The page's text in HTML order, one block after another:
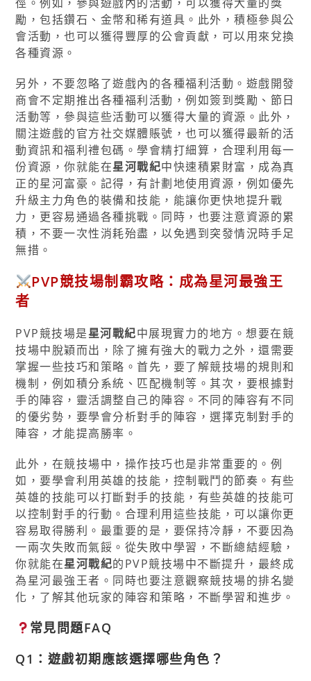
勵，包括鑽石、金幣和稀有道具。此外，積極參與公
會活動，也可以獲得豐厚的公會貢獻，可以用來兌換
各種資源。
另外，不要忽略了遊戲內的各種福利活動。遊戲開發
商會不定期推出各種福利活動，例如簽到獎勵、節日
活動等，參與這些活動可以獲得大量的資源。此外，
關注遊戲的官方社交媒體賬號，也可以獲得最新的活
動資訊和福利禮包碼。學會精打細算，合理利用每一
份資源，你就能在星河戰紀中快速積累財富，成為真
正的星河富豪。記得，有計劃地使用資源，例如優先
升級主力角色的裝備和技能，能讓你更快地提升戰
力，更容易通過各種挑戰。同時，也要注意資源的累
積，不要一次性消耗殆盡，以免遇到突發情況時手足
無措。
PVP競技場制霸攻略：成為星河最強王
者
PVP競技場是星河戰紀中展現實力的地方。想要在競
技場中脫穎而出，除了擁有強大的戰力之外，還需要
掌握一些技巧和策略。首先，要了解競技場的規則和
機制，例如積分系統、匹配機制等。其次，要根據對
手的陣容，靈活調整自己的陣容。不同的陣容有不同
的優劣勢，要學會分析對手的陣容，選擇克制對手的
陣容，才能提高勝率。
此外，在競技場中，操作技巧也是非常重要的。例
如，要學會利用英雄的技能，控制戰鬥的節奏。有些
英雄的技能可以打斷對手的技能，有些英雄的技能可
以控制對手的行動。合理利用這些技能，可以讓你更
容易取得勝利。最重要的是，要保持冷靜，不要因為
一兩次失敗而氣餒。從失敗中學習，不斷總結經驗，
你就能在星河戰紀的PVP競技場中不斷提升，最終成
為星河最強王者。同時也要注意觀察競技場的排名變
化，了解其他玩家的陣容和策略，不斷學習和進步。
常見問題FAQ
Q1：遊戲初期應該選擇哪些角色？